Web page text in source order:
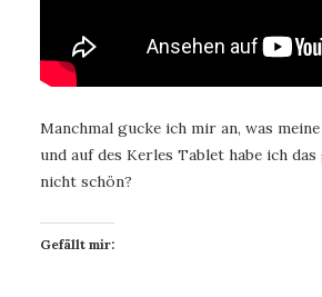
Manchmal gucke ich mir an, was
und auf des Kerles Tablet habe ich
nicht schön?
Gefällt mir: